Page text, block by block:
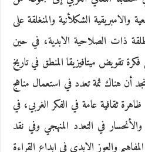
والامبريقية الشكلأنية والمنغلقة على
ذات الصلاحية الابدية، في حين
تقويض ميتافيزيقا المنطق في تاريخ
نجد أن هناك ثمة تعدد في استعمال مناهج
ثقافية عامة في الفكر الغربي، في
في التعدد المنهجي وفي نقد
والعوز الابدي في ابداع القراءة